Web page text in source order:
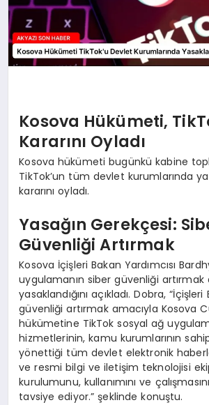
Kosova Hükümeti,
Kararını Oyladı
Kosova hükümeti bugünkü kabine
TikTok’un tüm devlet kurumlarında
kararını oyladı.
Yasağın Gerekçesi:
Güvenliği Artırmak
Kosova İçişleri Bakan Yardımcısı
uygulamanın siber güvenliği artırmak
yasaklandığını açıkladı. Dobra, “İçişleri
güvenliği artırmak amacıyla Kosova
hükümetine TikTok sosyal ağ
hizmetlerinin, kamu kurumlarının
yönettiği tüm devlet elektronik
ve resmi bilgi ve iletişim teknolojisi
kurulumunu, kullanımını ve
tavsiye ediyor.” şeklinde konuştu.